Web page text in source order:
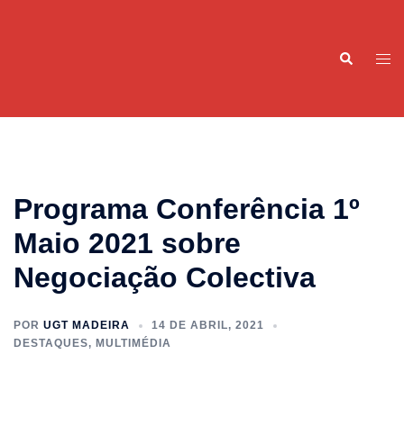
Pesquisar
Programa Conferência 1º
Maio 2021 sobre
Negociação Colectiva
POR UGT MADEIRA
14 DE ABRIL, 2021
DESTAQUES, MULTIMÉDIA